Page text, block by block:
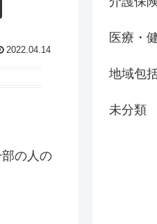
2022.04.14
の人の
医療・
地域包
未分類